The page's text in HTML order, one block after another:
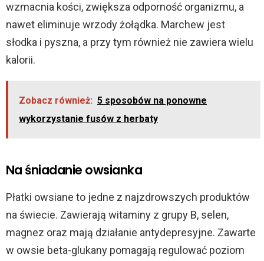
wzmacnia kości, zwiększa odporność organizmu, a
nawet eliminuje wrzody żołądka. Marchew jest
słodka i pyszna, a przy tym również nie zawiera wielu
kalorii.
Zobacz również: 5 sposobów na ponowne
wykorzystanie fusów z herbaty
Na śniadanie owsianka
Płatki owsiane to jedne z najzdrowszych produktów
na świecie. Zawierają witaminy z grupy B, selen,
magnez oraz mają działanie antydepresyjne. Zawarte
w owsie beta-glukany pomagają regulować poziom